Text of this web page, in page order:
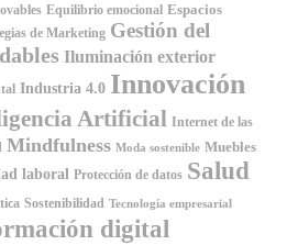
Equilibrio emocional Espacios
de Marketing Gestión del
Iluminación exterior
Industria 4.0 Innovación
Artificial Internet de las
Mindfulness Moda sostenible Muebles
laboral Protección de datos Salud
Sostenibilidad Tecnología empresarial
digital